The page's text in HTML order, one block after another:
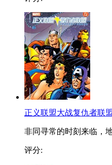
正义联盟大战复仇者联
非同寻常的时刻来临，
评分: